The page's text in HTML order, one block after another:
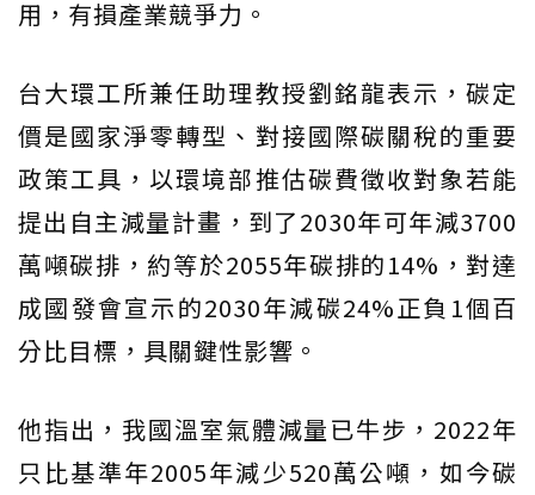
用，有損產業競爭力。
台大環工所兼任助理教授劉銘龍表示，碳定
價是國家淨零轉型、對接國際碳關稅的重要
政策工具，以環境部推估碳費徵收對象若能
提出自主減量計畫，到了2030年可年減3700
萬噸碳排，約等於2055年碳排的14%，對達
成國發會宣示的2030年減碳24%正負1個百
分比目標，具關鍵性影響。
他指出，我國溫室氣體減量已牛步，2022年
只比基準年2005年減少520萬公噸，如今碳